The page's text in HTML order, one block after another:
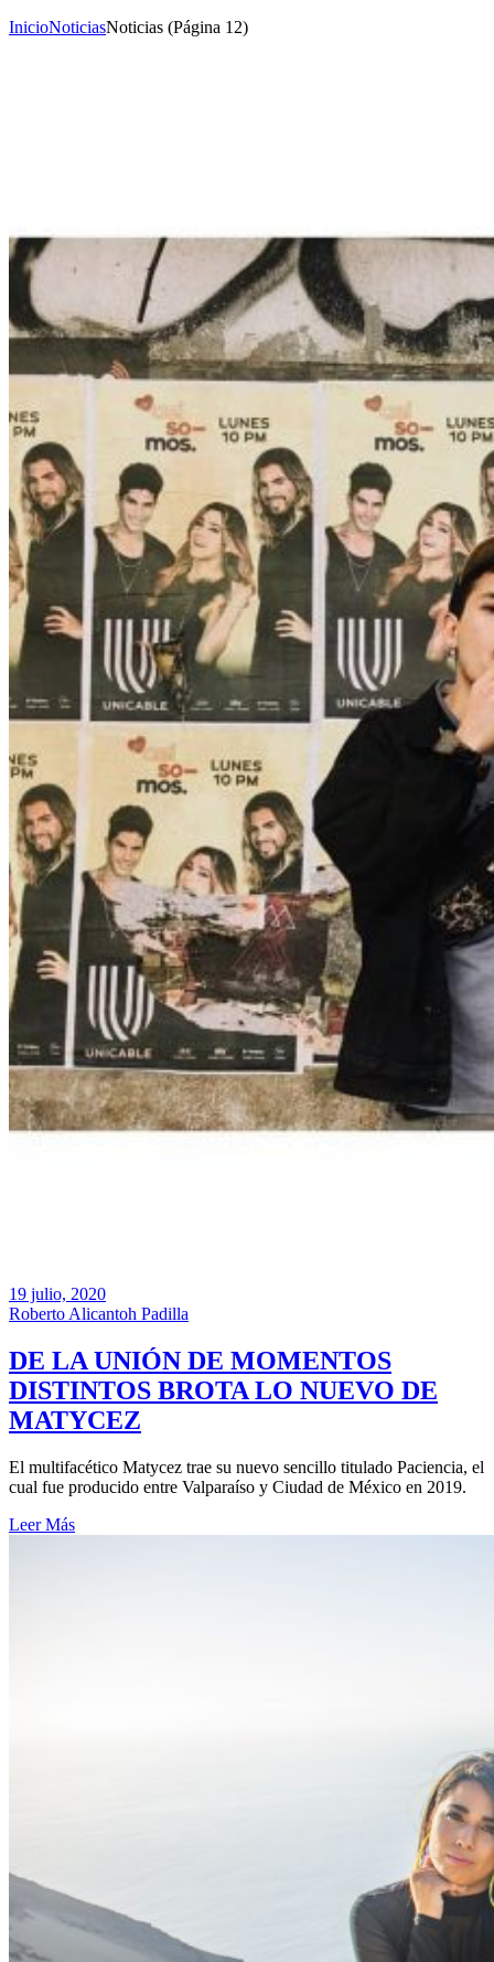
InicioNoticiasNoticias (Página 12)
19 julio, 2020
Roberto Alicantoh Padilla
DE LA UNIÓN DE MOMENTOS
DISTINTOS BROTA LO NUEVO DE
MATYCEZ
El multifacético Matycez trae su nuevo sencillo titulado Paciencia, el
cual fue producido entre Valparaíso y Ciudad de México en 2019.
Leer Más